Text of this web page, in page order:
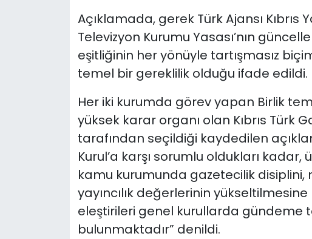
Açıklamada, gerek Türk Ajansı Kıbrıs
Televizyon Kurumu Yasası’nın
eşitliğinin her yönüyle tartışmasız
temel bir gereklilik olduğu ifade edildi.
Her iki kurumda görev yapan Birlik
yüksek karar organı olan Kıbrıs Türk
tarafından seçildiği kaydedilen
Kurul’a karşı sorumlu oldukları
kamu kurumunda gazetecilik
yayıncılık değerlerinin
eleştirileri genel kurullarda gündeme
bulunmaktadır” denildi.